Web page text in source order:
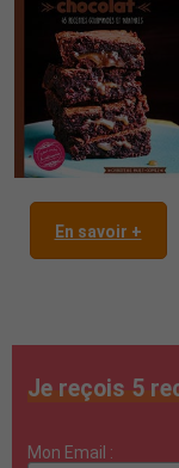
En savoir +
Je reçois 5
Mon Email :